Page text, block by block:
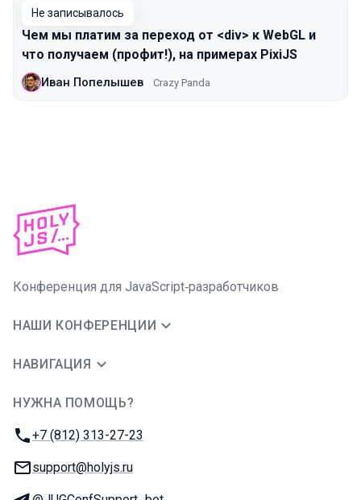
Не записывалось
Чем мы платим за переход от <div> к WebGL и
что получаем (профит!), на примерах PixiJS
Иван Попелышев Crazy Panda
Конференция для JavaScript‑разработчиков
НАШИ КОНФЕРЕНЦИИ
НАВИГАЦИЯ
НУЖНА ПОМОЩЬ?
Телефон:
+7 (812) 313-27-23
E-mail:
support@holyjs.ru